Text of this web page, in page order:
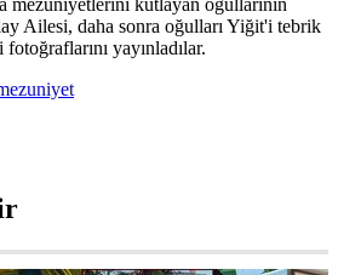
Ailesi, daha sonra oğulları Yiğit'i tebrik
yayınladılar.